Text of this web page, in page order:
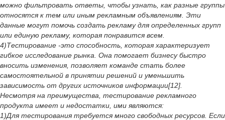
можно фильтровать ответы, чтобы узнать, как разные группы
относятся к тем или иным рекламным объявлениям. Эти
данные могут помочь создать рекламу для определенных групп
или единую рекламу, которая понравится всем.
4)Тестирование -это способность, которая характеризует
гибкое исследование рынка. Она помогает бизнесу быстро
вносить изменения, позволяет команде стать более
самостоятельной в принятии решений и уменьшить
зависимость от других источников информации[12].
Несмотря на преимущества, тестирование рекламного
продукта имеет и недостатки, ими являются:
1)Для тестирования требуется много свободных ресурсов. Если